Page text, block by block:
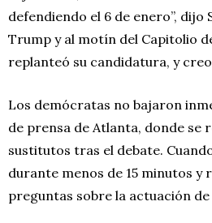
defendiendo el 6 de enero”, dijo
Trump y al motín del Capitolio
replanteó su candidatura, y creo
Los demócratas no bajaron
de prensa de Atlanta, donde se
sustitutos tras el debate.
durante menos de 15 minutos y
preguntas sobre la actuación